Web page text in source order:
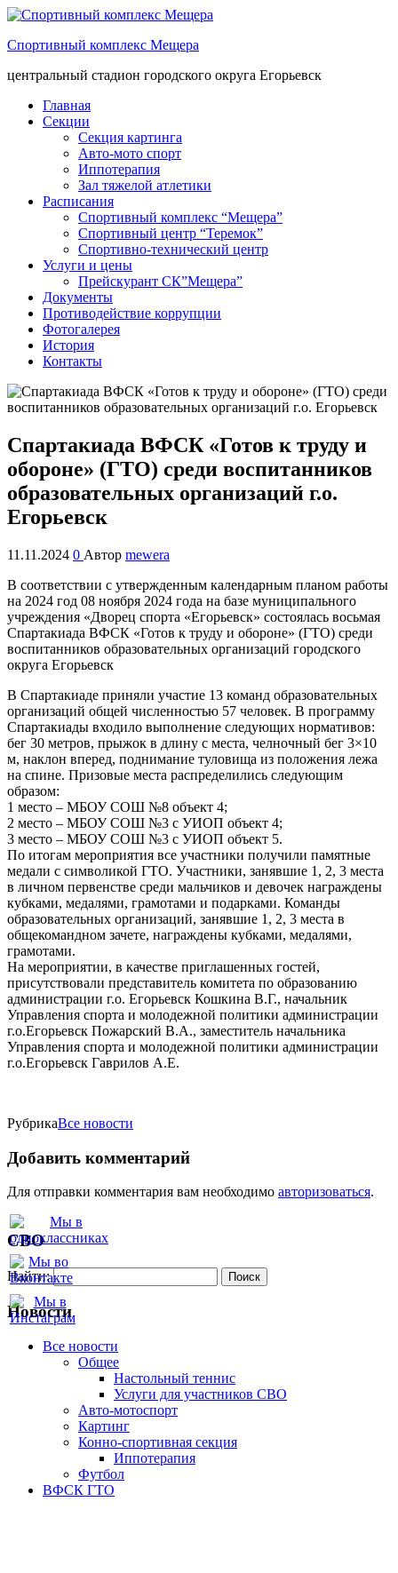
Спортивный комплекс Мещера
центральный стадион городского округа Егорьевск
Главная
Секции
Секция картинга
Авто-мото спорт
Иппотерапия
Зал тяжелой атлетики
Расписания
Спортивный комплекс “Мещера”
Спортивный центр “Теремок”
Спортивно-технический центр
Услуги и цены
Прейскурант СК”Мещера”
Документы
Противодействие коррупции
Фотогалерея
История
Контакты
Спартакиада ВФСК «Готов к труду и
обороне» (ГТО) среди воспитанников
образовательных организаций г.о.
Егорьевск
11.11.2024 0 Автор mewera
В соответствии с утвержденным календарным планом работы
на 2024 год 08 ноября 2024 года на базе муниципального
учреждения «Дворец спорта «Егорьевск» состоялась восьмая
Спартакиада ВФСК «Готов к труду и обороне» (ГТО) среди
воспитанников образовательных организаций городского
округа Егорьевск
В Спартакиаде приняли участие 13 команд образовательных
организаций общей численностью 57 человек. В программу
Спартакиады входило выполнение следующих нормативов:
бег 30 метров, прыжок в длину с места, челночный бег 3×10
м, наклон вперед, поднимание туловища из положения лежа
на спине. Призовые места распределились следующим
образом:
1 место – МБОУ СОШ №8 объект 4;
2 место – МБОУ СОШ №3 с УИОП объект 4;
3 место – МБОУ СОШ №3 с УИОП объект 5.
По итогам мероприятия все участники получили памятные
медали с символикой ГТО. Участники, занявшие 1, 2, 3 места
в личном первенстве среди мальчиков и девочек награждены
кубками, медалями, грамотами и подарками. Команды
образовательных организаций, занявшие 1, 2, 3 места в
общекомандном зачете, награждены кубками, медалями,
грамотами.
На мероприятии, в качестве приглашенных гостей,
присутствовали представитель комитета по образованию
администрации г.о. Егорьевск Кошкина В.Г., начальник
Управления спорта и молодежной политики администрации
г.о.Егорьевск Пожарский В.А., заместитель начальника
Управления спорта и молодежной политики администрации
г.о.Егорьевск Гаврилов А.Е.
РубрикаВсе новости
Добавить комментарий
Для отправки комментария вам необходимо авторизоваться.
СВО
Найти:
Новости
Все новости
Oбщее
Настольный теннис
Услуги для участников СВО
Авто-мотоспорт
Картинг
Конно-спортивная секция
Иппотерапия
Футбол
ВФСК ГТО